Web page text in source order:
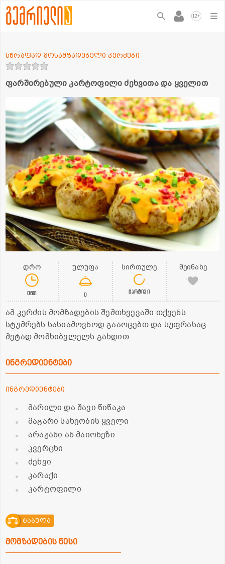
12+
ფარშირებული კარტოფილი ძეხვითა და ყველით
სწრაფად მოსამზადებელი კერძები
დრო
0წთ
ულუფა
0
სირთულე
მარტივი
შეინახე
ამ კერძის მომზადების შემთხვევაში თქვენს
სტუმრებს სასიამოვნოდ გააოცებთ და სუფრასაც
მეტად მომხიბვლელს გახდით.
ინგრედიენტები
ინგრედიენტები
მარილი და შავი წიწაკა
მაგარი სახეობის ყველი
არაჟანი ან მაიონეზი
კვერცხი
ძეხვი
კარაქი
კარტოფილი
ტაბულა
მომზადების წესი